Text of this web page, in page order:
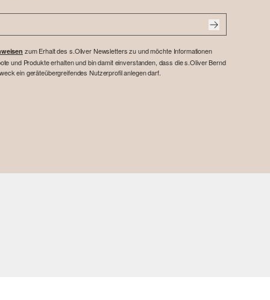
zum Erhalt des s.Oliver Newsletters zu und möchte Informationen
und Produkte erhalten und bin damit einverstanden, dass die s.Oliver Bernd
ein geräteübergreifendes Nutzerprofil anlegen darf.